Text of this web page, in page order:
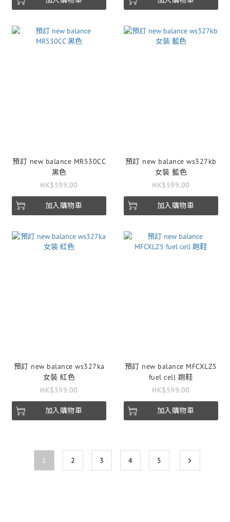
預訂 new balance MR530CC
黑色
HK$599.00
加入購物車
預訂 new balance ws327kb
女裝 藍色
HK$599.00
加入購物車
預訂 new balance ws327ka
女裝 紅色
HK$599.00
加入購物車
預訂 new balance MFCXLZ5
fuel cell 跑鞋
HK$599.00
加入購物車
1 2 3 4 5